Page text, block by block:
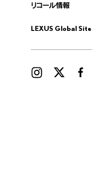
リコール情報
LEXUS Global Site